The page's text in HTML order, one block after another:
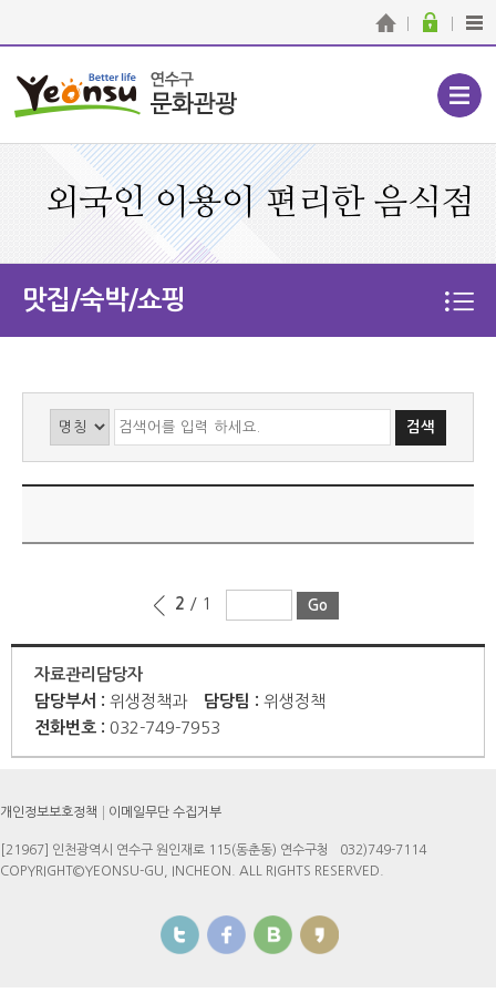
외국인 이용이 편리한 음식점
맛집/숙박/쇼핑
2 / 1
자료관리담당자
담당부서 : 위생정책과 담당팀 : 위생정책
전화번호 : 032-749-7953
개인정보보호정책 이메일무단 수집거부
[21967] 인천광역시 연수구 원인재로 115(동춘동) 연수구청
032)749-7114
COPYRIGHT©YEONSU-GU, INCHEON. ALL RIGHTS RESERVED.